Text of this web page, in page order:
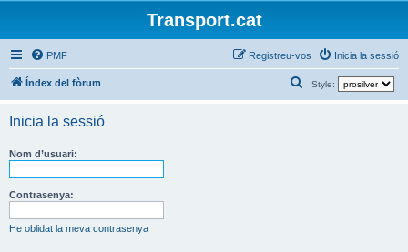
Transport.cat
PMF Inicia la sessió
Registreu-vos
Índex del fòrum Style:
e
Inicia la sessió
Nom d’usuari:
Contrasenya:
He oblidat la meva contrasenya